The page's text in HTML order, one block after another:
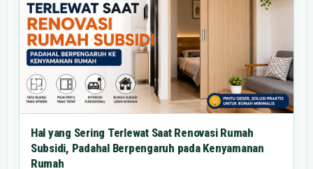
Hal yang Sering Terlewat Saat Renovasi Rumah
Subsidi, Padahal Berpengaruh pada Kenyamanan
Rumah